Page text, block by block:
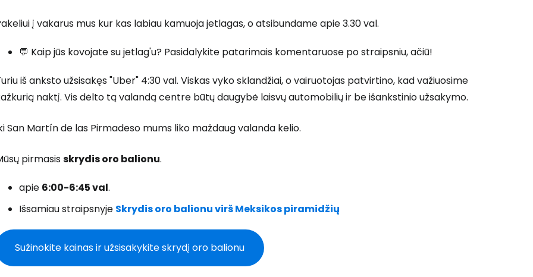
į vakarus mus kur kas labiau kamuoja jetlagas, o atsibundame apie 3.30 val.
💬 Kaip jūs kovojate su jetlag'u? Pasidalykite patarimais komentaruose po straipsniu, ačiū!
iš anksto užsisakęs "Uber" 4:30 val. Viskas vyko sklandžiai, o vairuotojas patvirtino, kad važiuosime
naktį. Vis dėlto tą valandą centre būtų daugybė laisvų automobilių ir be išankstinio užsakymo.
San Martín de las Pirmadeso mums liko maždaug valanda kelio.
pirmasisskrydis oro balionu.
apie 6:00-6:45 val.
Išsamiau straipsnyje Skrydis oro balionu virš Meksikos piramidžių
Sužinokite kainas ir užsisakykite skrydį oro balionu
Tęsti su Facebook
Tęsti el. paštu